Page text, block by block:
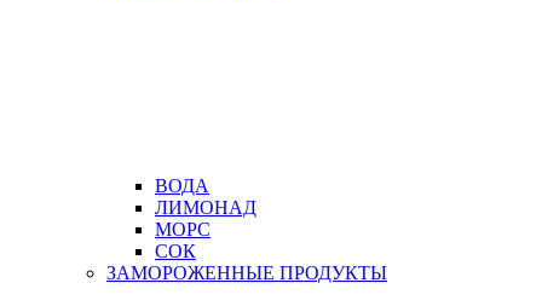
ВОДА
ЛИМОНАД
МОРС
СОК
ЗАМОРОЖЕННЫЕ ПРОДУКТЫ